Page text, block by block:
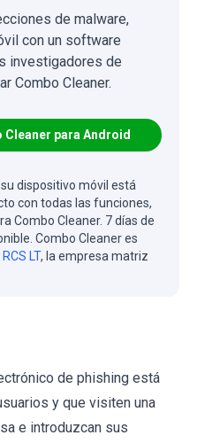
de malware,
con un software
investigadores de
Combo Cleaner.
Cleaner para Android
dispositivo móvil está
con todas las funciones,
Combo Cleaner. 7 días de
Combo Cleaner es
RCS LT, la empresa matriz
de phishing está
y que visiten una
e introduzcan sus